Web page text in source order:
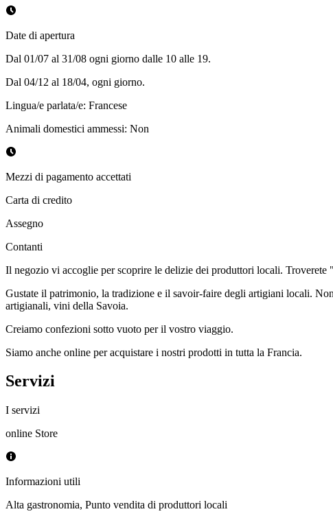
Date di apertura
Dal 01/07 al 31/08 ogni giorno dalle 10 alle 19.
Dal 04/12 al 18/04, ogni giorno.
Lingua/e parlata/e: Francese
Animali domestici ammessi: Non
Mezzi di pagamento accettati
Carta di credito
Assegno
Contanti
Il negozio vi accoglie per scoprire le delizie dei produttori locali.
Gustate il patrimonio, la tradizione e il savoir-faire degli artigiani locali.
artigianali, vini della Savoia.
Creiamo confezioni sotto vuoto per il vostro viaggio.
Siamo anche online per acquistare i nostri prodotti in tutta la Francia.
Servizi
I servizi
online Store
Informazioni utili
Alta gastronomia, Punto vendita di produttori locali